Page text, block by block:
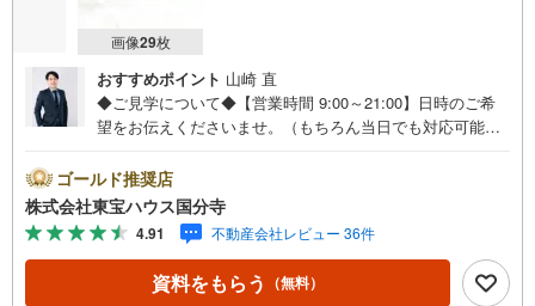
画像29枚
おすすめポイント 山崎 直
◆ご見学について◆【営業時間 9:00～21:00】日時のご希
望をお伝えくださいませ。（もちろん当日でも対応可能で
のご連絡をおすすめいたします。「室内・現地を見学す
る」ボタンよりご予約いただくと、スムーズにご案内可能
です。事前に鍵の手配や内覧準備が必要な場合がございま
すのでご了承ください。◆TOHO HOUSE CLUB◆弊社で売
買いただいたお客様はTOHO HOUSE CLUBにご加入いただ
けます。10～20、30年後のリフォーム、保険やローンの見
ゴールド推奨店
株式会社東宝ハウス国分寺
4.91 不動産会社レビュー 36件
資料をもらう （無料）